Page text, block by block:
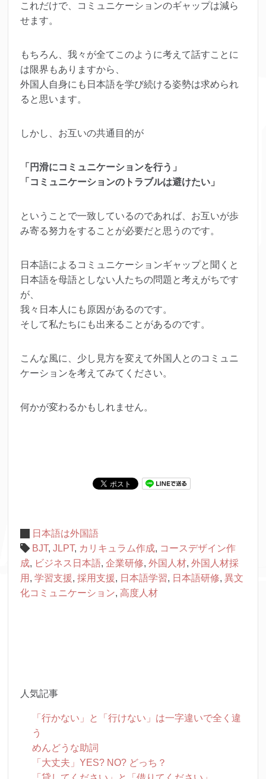
これだけで、コミュニケーションのギャップは減ら
せます。
もちろん、我々が全てこのように考えて話すことに
は限界もありますから、
外国人自身にも日本語を学び続ける姿勢は求められ
ると思います。
しかし、お互いの共通目的が
「円滑にコミュニケーションを行う」
「コミュニケーションのトラブルは避けたい」
ということで一致しているのであれば、お互いが歩
み寄る努力をすることが必要だと思うのです。
日本語によるコミュニケーションギャップと聞くと
日本語を母語としない人たちの問題と考えがちです
が、
我々日本人にも原因があるのです。
そして私たちにも出来ることがあるのです。
こんな風に、少し見方を変えて外国人とのコミュニ
ケーションを考えてみてください。
何かが変わるかもしれません。
日本語は外国語
BJT,JLPT, カリキュラム作成, コースデザイン作
成, ビジネス日本語,企業研修,外国人材,外国人材採
用 ,学習支援,採用支援, 日本語学習, 日本語研修,異文
化コミュニケーション,高度人材
人気記事
「行かない」と「行けない」は一字違いで全く違
う
めんどうな助詞
「大丈夫」YES? NO? どっち？